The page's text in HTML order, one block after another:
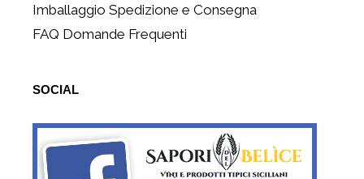
Imballaggio Spedizione e Consegna
FAQ Domande Frequenti
SOCIAL